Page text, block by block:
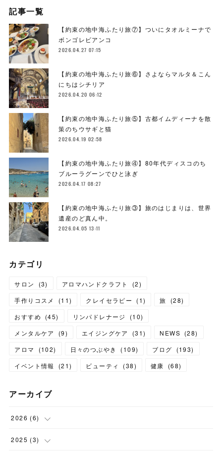
記事一覧
【約束の地中海ふたり旅⑦】ついにタオルミーナで
ボンゴレビアンコ
2026.04.27 07:15
【約束の地中海ふたり旅⑥】さよならマルタ＆こん
にちはシチリア
2026.04.20 06:12
【約束の地中海ふたり旅⑤】古都イムディーナを散
策のちウサギと猫
2026.04.19 02:58
【約束の地中海ふたり旅④】80年代ディスコのち
ブルーラグーンでひと泳ぎ
2026.04.17 08:27
【約束の地中海ふたり旅③】旅のはじまりは、世界
遺産のど真ん中。
2026.04.05 13:11
カテゴリ
サロン (3) アロマハンドクラフト (2)
手作りコスメ
(11) クレイセラピー (1) 旅 (28)
おすすめ
(45) リンパドレナージ (10)
メンタルケア
(9) エイジングケア (31) NEWS (28)
アロマ
(102) 日々のつぶやき (109) ブログ (193)
イベント情報
(21) ビューティ (38) 健康 (68)
アーカイブ
2026 (6)
(6
2025 (3)